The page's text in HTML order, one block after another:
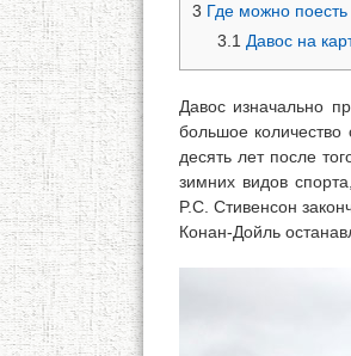
3 Где можно
3.1 Давос на
Давос изначально
большое
десять лет после
зимних видов
P.C. Стивенсон
Конан-Дойль